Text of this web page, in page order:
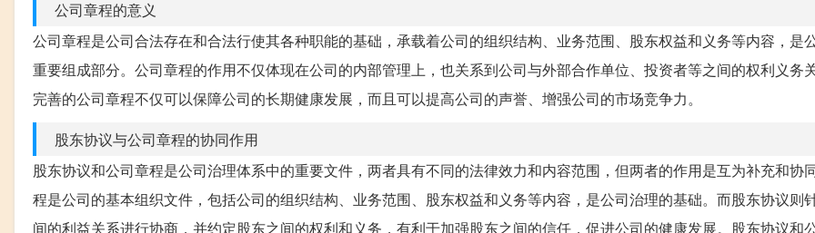
公司章程的意义
公司章程是公司合法存在和合法行使其各种职能的基础，承载着公司的组织结构、业务范围、股东权益和义务等内容，是
重要组成部分。公司章程的作用不仅体现在公司的内部管理上，也关系到公司与外部合作单位、投资者等之间的权利义务
完善的公司章程不仅可以保障公司的长期健康发展，而且可以提高公司的声誉、增强公司的市场竞争力。
股东协议与公司章程的协同作用
股东协议和公司章程是公司治理体系中的重要文件，两者具有不同的法律效力和内容范围，但两者的作用是互为补充和协
程是公司的基本组织文件，包括公司的组织结构、业务范围、股东权益和义务等内容，是公司治理的基础。而股东协议则
间的利益关系进行协商，并约定股东之间的权利和义务，有利于加强股东之间的信任，促进公司的健康发展。股东协议和